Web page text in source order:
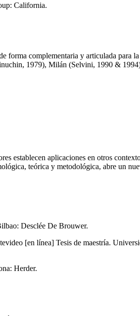
California.
forma complementaria y articulada para
1979), Milán (Selvini, 1990 &
establecen aplicaciones en otros
teórica y metodológica, abre un
Desclée De Brouwer.
[en línea] Tesis de maestría.
Herder.